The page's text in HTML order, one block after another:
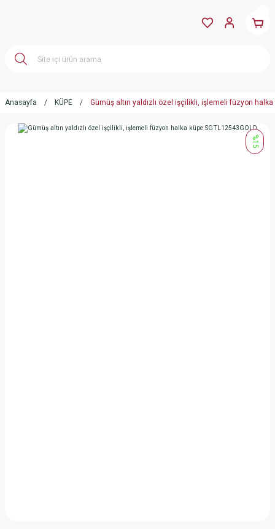
Anasayfa KÜPE Gümüş altın yaldızlı özel işçilikli, işlemeli füzyon halka
%15